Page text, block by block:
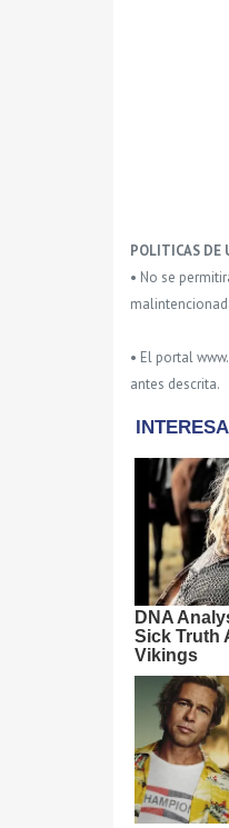
POLITICAS DE
• No se
• El portal
antes descrita.